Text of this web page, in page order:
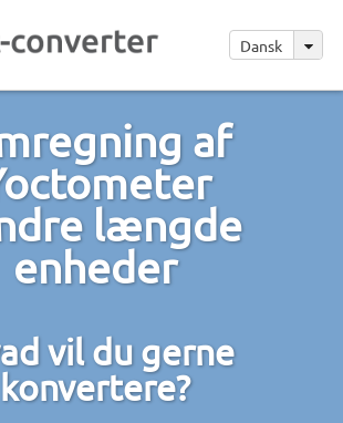
Dansk
af
længde
enheder
vil du gerne
konvertere?